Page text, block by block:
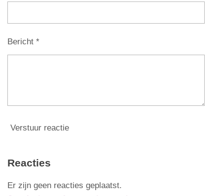
e
n
Bericht *
Verstuur reactie
Reacties
Er zijn geen reacties geplaatst.